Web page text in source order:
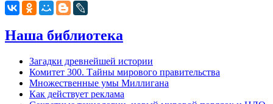
Наша библиотека
Загадки древнейшей истории
Комитет 300. Тайны мирового правительства
Mножественные умы Миллигана
Как действует реклама